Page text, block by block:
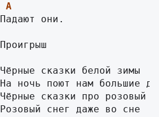
A
они.
сказки белой зимы
ночь поют нам большие
сказки про розовый
снег даже во сне